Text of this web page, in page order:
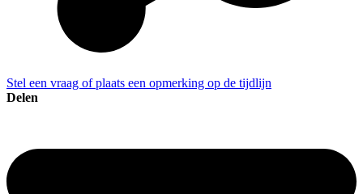
Stel een vraag of plaats een opmerking op de tijdlijn
Delen